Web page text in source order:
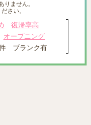
りません。
さい。
復帰率高
オープニング
ブランク有